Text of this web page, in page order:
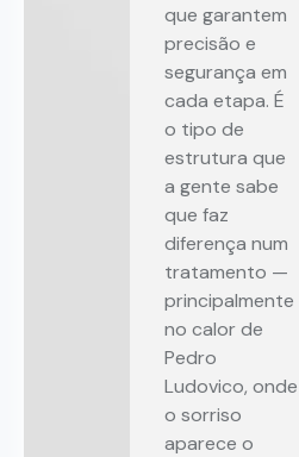
que garantem
precisão e
segurança em
cada etapa. É
o tipo de
estrutura que
a gente sabe
que faz
diferença num
tratamento —
principalmente
no calor de
Pedro
Ludovico, onde
o sorriso
aparece o